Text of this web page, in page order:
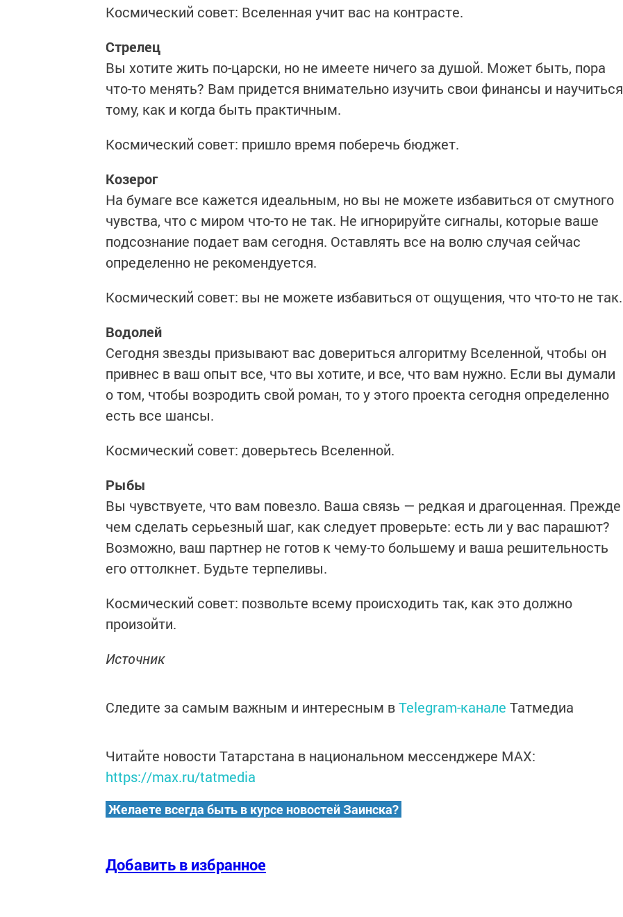
Космический совет: Вселенная учит вас на контрасте.
Стрелец
Вы хотите жить по-царски, но не имеете ничего за душой. Может быть, пора
что-то менять? Вам придется внимательно изучить свои финансы и научиться
тому, как и когда быть практичным.
Космический совет: пришло время поберечь бюджет.
Козерог
На бумаге все кажется идеальным, но вы не можете избавиться от смутного
чувства, что с миром что-то не так. Не игнорируйте сигналы, которые ваше
подсознание подает вам сегодня. Оставлять все на волю случая сейчас
определенно не рекомендуется.
Космический совет: вы не можете избавиться от ощущения, что что-то не так.
Водолей
Сегодня звезды призывают вас довериться алгоритму Вселенной, чтобы он
привнес в ваш опыт все, что вы хотите, и все, что вам нужно. Если вы думали
о том, чтобы возродить свой роман, то у этого проекта сегодня определенно
есть все шансы.
Космический совет: доверьтесь Вселенной.
Рыбы
Вы чувствуете, что вам повезло. Ваша связь — редкая и драгоценная. Прежде
чем сделать серьезный шаг, как следует проверьте: есть ли у вас парашют?
Возможно, ваш партнер не готов к чему-то большему и ваша решительность
его оттолкнет. Будьте терпеливы.
Космический совет: позвольте всему происходить так, как это должно
произойти.
Источник
Следите за самым важным и интересным вTelegram-канале Татмедиа
Читайте новости Татарстана в национальном мессенджере MАХ:
https://max.ru/tatmedia
Желаете всегда быть в курсе новостей Заинска?
Добавить в избранное